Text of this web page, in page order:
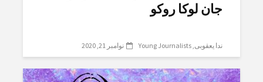
جان لوکا روکو
ندا یعقوبی Young Journalists نوامبر 21, 2020